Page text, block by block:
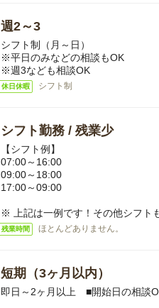
週2～3
シフト制（月～日）
※平日のみなどの相談もOK
※週3なども相談OK
休日休暇 シフト制
シフト勤務 / 残業少
【シフト例】
07:00～16:00
09:00～18:00
17:00～09:00
※ 上記は一例です！その他シフト
残業時間 ほとんどありません。
短期（3ヶ月以内）
即日～2ヶ月以上 ■開始日の相談